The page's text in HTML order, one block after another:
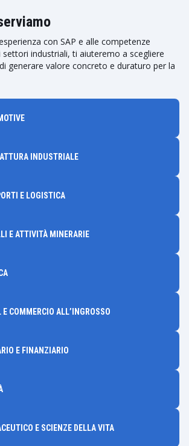
con SAP e alle competenze
industriali, ti aiuteremo a scegliere
generare valore concreto e duraturo per la
INDUSTRIALE
E LOGISTICA
E ATTIVITÀ MINERARIE
E COMMERCIO ALL’INGROSSO
E FINANZIARIO
E SCIENZE DELLA VITA